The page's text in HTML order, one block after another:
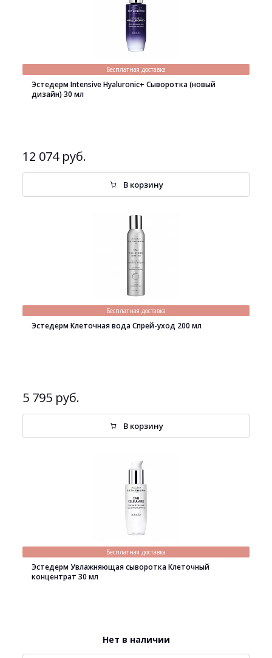
Бесплатная доставка
Эстедерм Intensive Hyaluronic+ Сыворотка (новый
дизайн) 30 мл
12 074 руб.
В корзину
Бесплатная доставка
Эстедерм Клеточная вода Спрей-уход 200 мл
5 795 руб.
В корзину
Бесплатная доставка
Эстедерм Увлажняющая сыворотка Клеточный
концентрат 30 мл
Нет в наличии